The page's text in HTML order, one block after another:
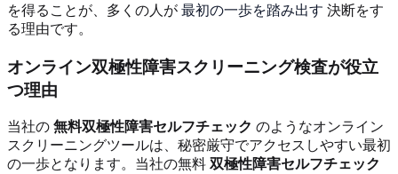
を得ることが、多くの人が 最初の一歩を踏み出す 決断をす
る理由です。
オンライン双極性障害スクリーニング検査が役立
つ理由
当社の 無料双極性障害セルフチェック のようなオンライン
スクリーニングツールは、秘密厳守でアクセスしやすい最初
の一歩となります。当社の無料 双極性障害セルフチェック